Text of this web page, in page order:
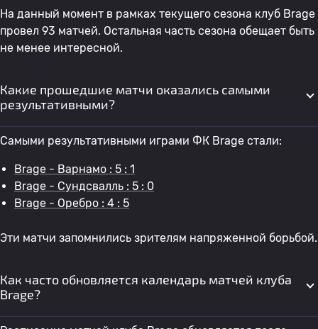
На данный момент в рамках текущего сезона клуб Brage
провел 93 матчей. Остальная часть сезона обещает быть
не менее интересной.
Какие прошедшие матчи оказались самыми
результативными?
Самыми результативными играми ФК Brage стали:
Brage - Варнамо : 5 : 1
Brage - Сундсвалль : 5 : 0
Brage - Оребро : 4 : 5
Эти матчи запомнились зрителям напряженной борьбой.
Как часто обновляется календарь матчей клуба
Brage?